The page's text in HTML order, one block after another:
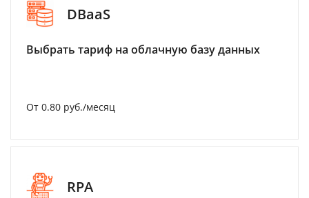
DBaaS
Выбрать тариф на облачную базу данных
От 0.80 руб./месяц
RPA